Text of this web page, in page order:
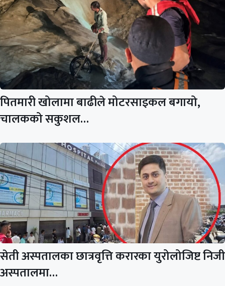
पितमारी खोलामा बाढीले मोटरसाइकल बगायो,
चालकको सकुशल…
सेती अस्पतालका छात्रवृत्ति करारका युरोलोजिष्ट निजी
अस्पतालमा…